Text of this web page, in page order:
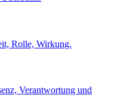
Rolle, Wirkung.
Verantwortung und